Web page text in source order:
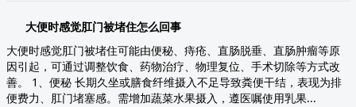
大便时感觉肛门被堵住怎么回事
大便时感觉肛门被堵住可能由便秘、痔疮、直肠脱垂、直肠肿瘤等原
因引起，可通过调整饮食、药物治疗、物理复位、手术切除等方式改
善。 1、便秘 长期久坐或膳食纤维摄入不足导致粪便干结，表现为排
便费力、肛门堵塞感。需增加蔬菜水果摄入，遵医嘱使用乳果...